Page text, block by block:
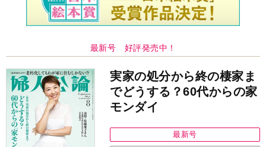
最新号 好評発売中！
実家の処分から終の棲家ま
でどうする？60代からの家
モンダイ
最新号